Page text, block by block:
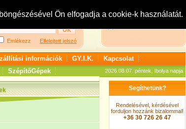
Ön elfogadja a cookie-k használatát.
Regisztráció
Emlékezz Elfelejtett jelszó
Nézzen körül áruházunkban!
információk GY.I.K.
Kapcsolat
SzépítőGépek 2026.08.07. péntek, Ibolya napja
Segíthetünk?
Rendelésével, kérdésével
forduljon hozzánk bizalommal!
+36 30 726 26 47